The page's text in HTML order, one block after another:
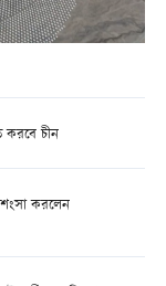
করবে চীন
করলেন